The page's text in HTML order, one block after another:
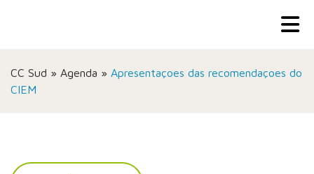
CC Sud » Agenda » Apresentaçoes das recomendaçoes do
CIEM